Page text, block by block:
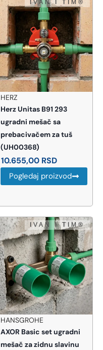
HERZ
Herz Unitas B91 293
ugradni mešač sa
prebacivačem za tuš
(UH00368)
10.655,00 RSD
Pogledaj proizvod
HANSGROHE
AXOR Basic set ugradni
mešač za zidnu slavinu